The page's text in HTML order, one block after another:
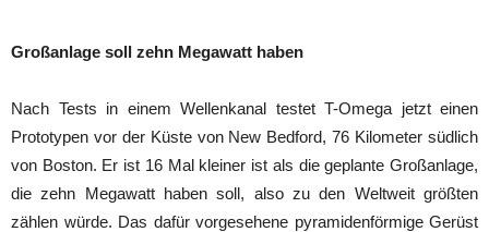
Großanlage soll zehn Megawatt haben
Nach Tests in einem Wellenkanal testet T-Omega jetzt einen
Prototypen vor der Küste von New Bedford, 76 Kilometer südlich
von Boston. Er ist 16 Mal kleiner ist als die geplante Großanlage,
die zehn Megawatt haben soll, also zu den Weltweit größten
zählen würde. Das dafür vorgesehene pyramidenförmige Gerüst